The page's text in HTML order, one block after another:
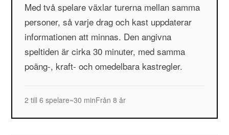
Med två spelare växlar turerna mellan samma
personer, så varje drag och kast uppdaterar
informationen att minnas. Den angivna
speltiden är cirka 30 minuter, med samma
poäng-, kraft- och omedelbara kastregler.
2 till 6 spelare~30 minFrån 8 år